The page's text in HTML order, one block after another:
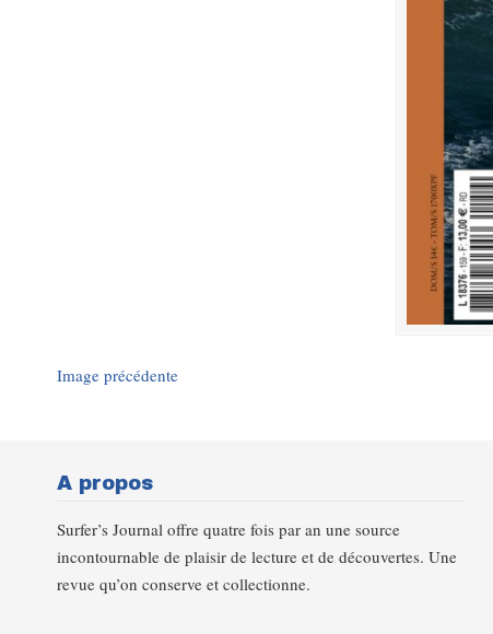
Image précédente
A propos
Surfer’s Journal offre quatre fois par an une source
incontournable de plaisir de lecture et de découvertes. Une
revue qu’on conserve et collectionne.